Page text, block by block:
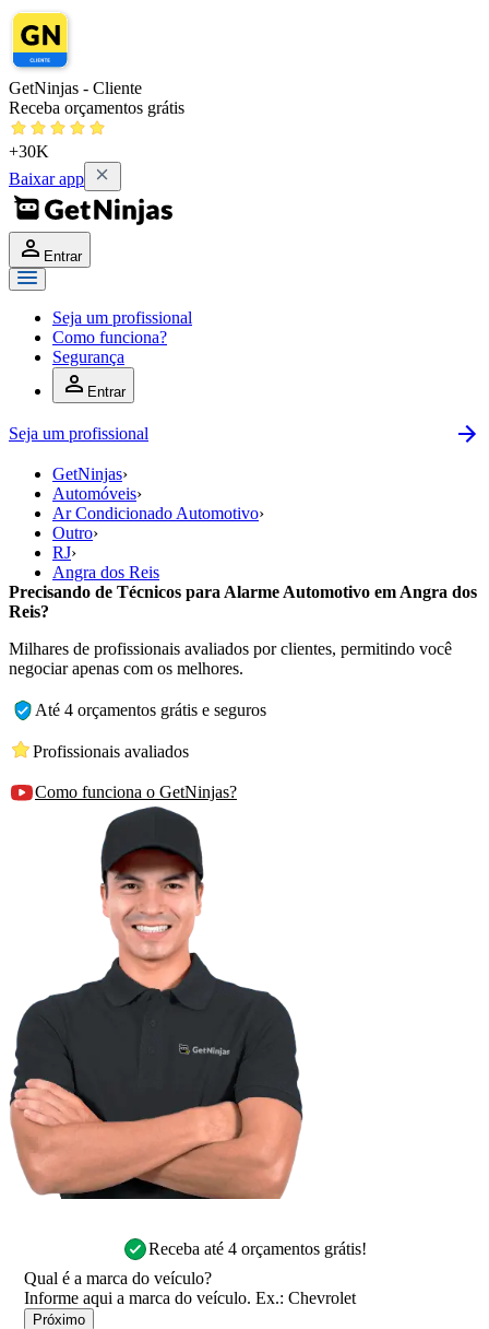
GetNinjas - Cliente
Receba orçamentos grátis
+30K
Baixar app
Entrar
Seja um profissional
Como funciona?
Segurança
Entrar
Seja um profissional
GetNinjas›
Automóveis›
Ar Condicionado Automotivo›
Outro›
RJ›
Angra dos Reis
Precisando de Técnicos para Alarme Automotivo em Angra dos
Reis?
Milhares de profissionais avaliados por clientes, permitindo você
negociar apenas com os melhores.
Até 4 orçamentos grátis e seguros
Profissionais avaliados
Como funciona o GetNinjas?
Receba até 4 orçamentos grátis!
Qual é a marca do veículo?
Próximo